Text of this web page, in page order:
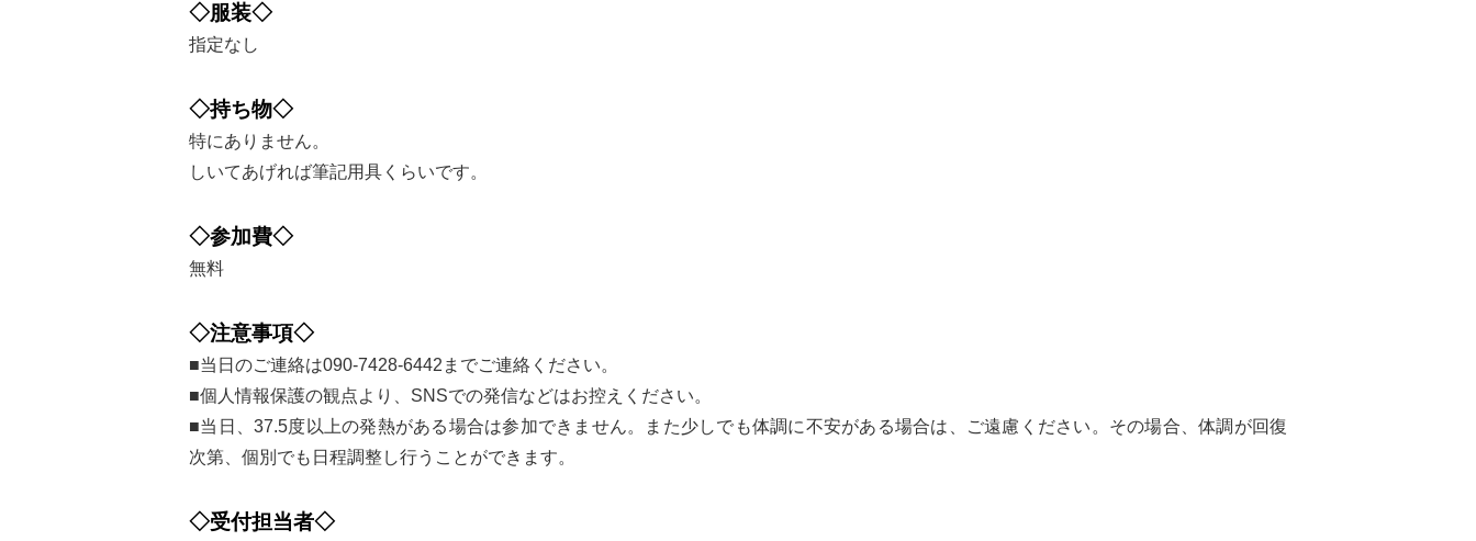
◇服装◇
指定なし
◇持ち物◇
特にありません。
しいてあげれば筆記用具くらいです。
◇参加費◇
無料
◇注意事項◇
■当日のご連絡は090-7428-6442までご連絡ください。
■個人情報保護の観点より、SNSでの発信などはお控えください。
■当日、37.5度以上の発熱がある場合は参加できません。また少しでも体調に不安がある場合は、ご遠慮ください。その場合、体調が回復
次第、個別でも日程調整し行うことができます。
◇受付担当者◇